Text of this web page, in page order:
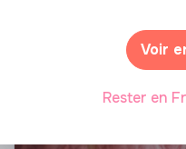
Voir
Rester en